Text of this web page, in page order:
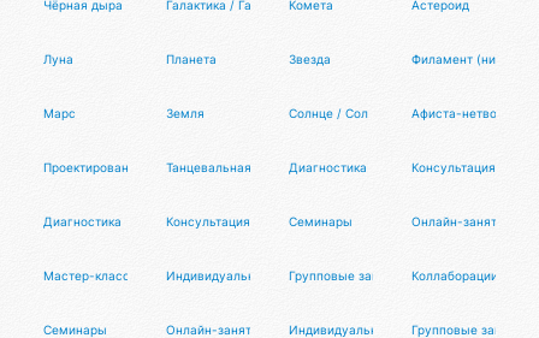
Чёрная дыра Галактика / Галакт Комета Астероид
Луна Планета Звезда Филамент (нить)
Марс Земля Солнце / Сол Афиста-нетворкинг
Проектирование цифрового продуктаТанцевальная вечеринка на теплоходе Dance Ship trip
Диагностика Консультация
Диагностика Консультация Семинары Онлайн-занятия
Мастер-классы Индивидуальные занятияГрупповые занятия Коллаборации с
Семинары Онлайн-занятия Индивидуальные занятияГрупповые занятия